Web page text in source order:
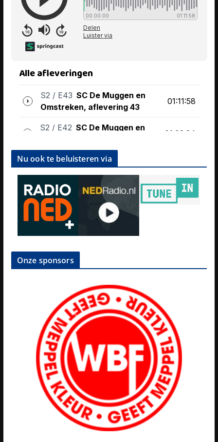
Nu ook te beluisteren via
Onze sponsors